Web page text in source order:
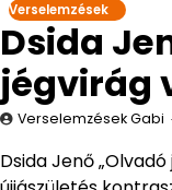
Verselemzések
Dsida
jégvirág
Verselemzések Gabi
Dsida Jenő